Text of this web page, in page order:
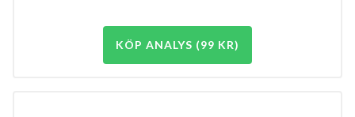
KÖP ANALYS (99 KR)